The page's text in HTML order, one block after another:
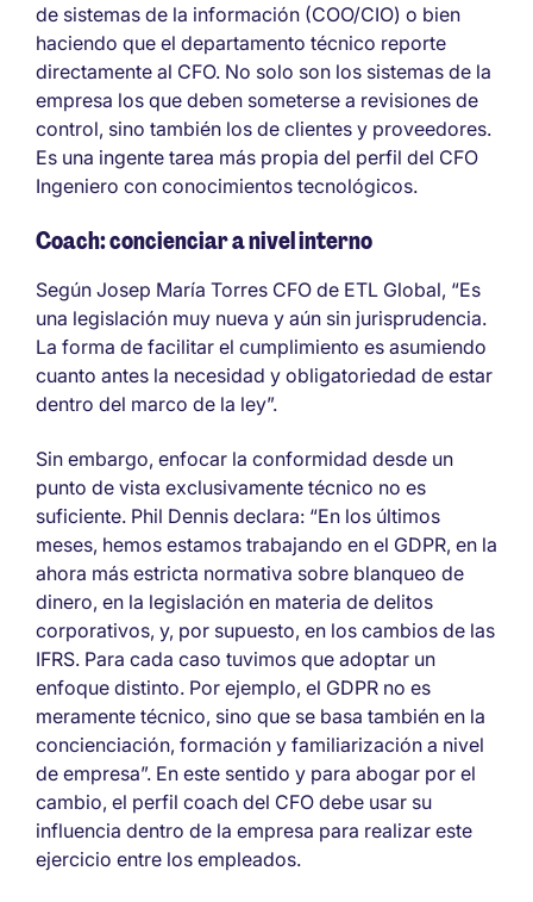
de sistemas de la información (COO/CIO) o bien
haciendo que el departamento técnico reporte
directamente al CFO. No solo son los sistemas de la
empresa los que deben someterse a revisiones de
control, sino también los de clientes y proveedores.
Es una ingente tarea más propia del perfil del CFO
Ingeniero con conocimientos tecnológicos.
Coach: concienciar a nivel interno
Según Josep María Torres CFO de ETL Global, “Es
una legislación muy nueva y aún sin jurisprudencia.
La forma de facilitar el cumplimiento es asumiendo
cuanto antes la necesidad y obligatoriedad de estar
dentro del marco de la ley”.
Sin embargo, enfocar la conformidad desde un
punto de vista exclusivamente técnico no es
suficiente. Phil Dennis declara: “En los últimos
meses, hemos estamos trabajando en el GDPR, en la
ahora más estricta normativa sobre blanqueo de
dinero, en la legislación en materia de delitos
corporativos, y, por supuesto, en los cambios de las
IFRS. Para cada caso tuvimos que adoptar un
enfoque distinto. Por ejemplo, el GDPR no es
meramente técnico, sino que se basa también en la
concienciación, formación y familiarización a nivel
de empresa”. En este sentido y para abogar por el
cambio, el perfil coach del CFO debe usar su
influencia dentro de la empresa para realizar este
ejercicio entre los empleados.